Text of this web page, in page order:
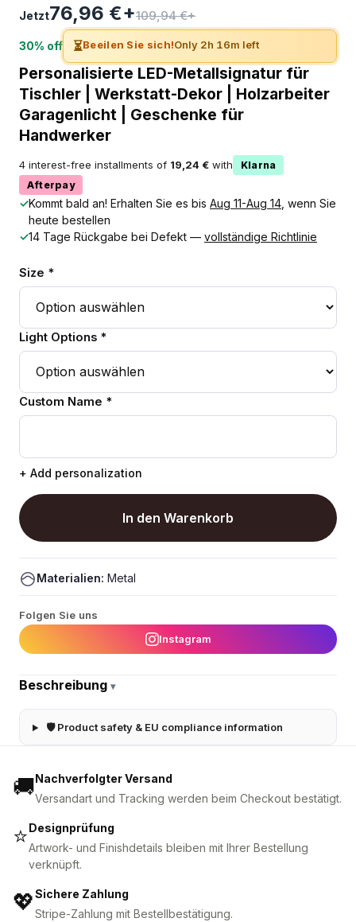
Jetzt76,96 €+109,94 €+
30% off ⏳Beeilen Sie sich!Only 2h 16m left
Personalisierte LED-Metallsignatur für
Tischler | Werkstatt-Dekor | Holzarbeiter
Garagenlicht | Geschenke für
Handwerker
4 interest-free installments of 19,24 € with
Klarna
Afterpay
✓Kommt bald an! Erhalten Sie es bis Aug 11-Aug 14 , wenn Sie
heute bestellen
✓14 Tage Rückgabe bei Defekt — vollständige Richtlinie
Size *
Light Options *
Custom Name *
+ Add personalization
In den Warenkorb
Materialien: Metal
Folgen Sie uns
Instagram
Beschreibung ▾
🛡 Product safety & EU compliance information
🚚Nachverfolgter Versand
Versandart und Tracking werden beim Checkout bestätigt.
⭐Designprüfung
Artwork- und Finishdetails bleiben mit Ihrer Bestellung
verknüpft.
💖Sichere Zahlung
Stripe-Zahlung mit Bestellbestätigung.